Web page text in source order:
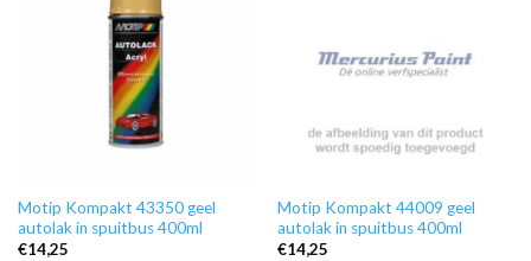
Motip Kompakt 43350 geel
autolak in spuitbus 400ml
€14,25
Motip Kompakt 44009 geel
autolak in spuitbus 400ml
€14,25